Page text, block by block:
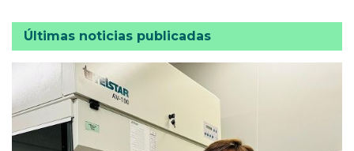
Últimas noticias publicadas